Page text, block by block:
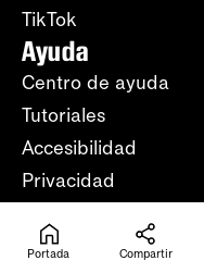
TikTok
Ayuda
Centro de ayuda
Tutoriales
Accesibilidad
Privacidad
Portada Compartir